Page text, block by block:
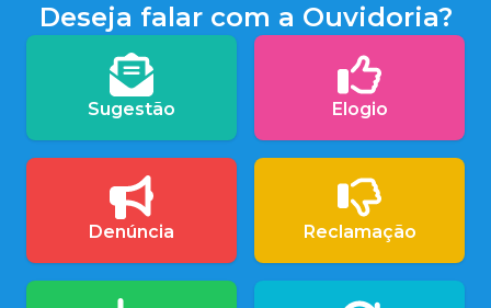
Deseja falar com a Ouvidoria?
Sugestão Elogio
Denúncia Reclamação